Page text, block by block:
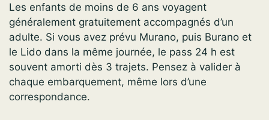
Les enfants de moins de 6 ans voyagent
généralement gratuitement accompagnés d’un
adulte. Si vous avez prévu Murano, puis Burano et
le Lido dans la même journée, le pass 24 h est
souvent amorti dès 3 trajets. Pensez à valider à
chaque embarquement, même lors d’une
correspondance.